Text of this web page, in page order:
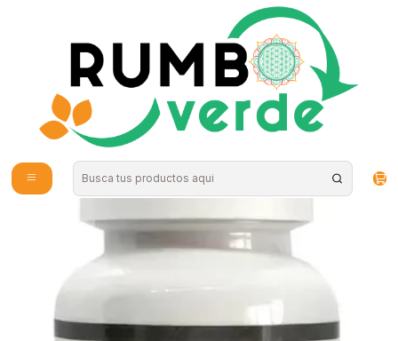
Envío gratis por compras sobre los 59.990 en la provincia de Santiago
Inmunidad
Flexiarticular Forte 60 capsulas Madre Tierra